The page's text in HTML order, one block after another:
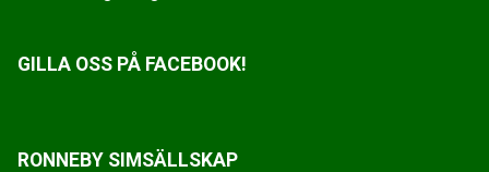
GILLA OSS PÅ FACEBOOK!
RONNEBY SIMSÄLLSKAP